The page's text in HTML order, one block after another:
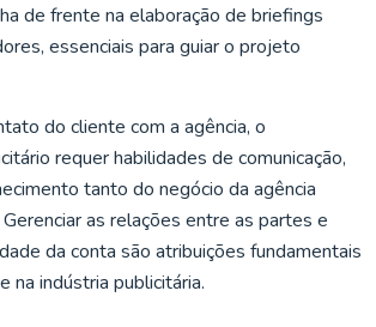
de frente na elaboração de briefings
essenciais para guiar o projeto
do cliente com a agência, o
requer habilidades de comunicação,
tanto do negócio da agência
as relações entre as partes e
da conta são atribuições fundamentais
na indústria publicitária.